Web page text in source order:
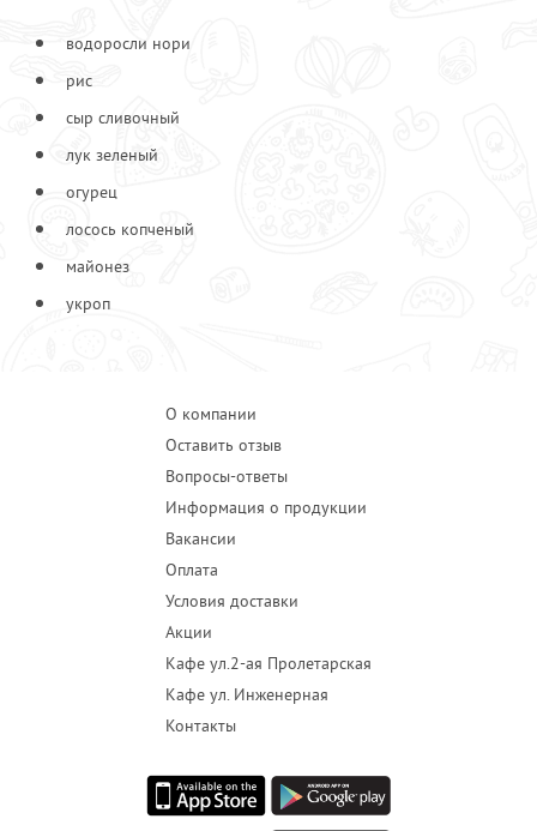
водоросли нори
рис
сыр сливочный
лук зеленый
огурец
лосось копченый
майонез
укроп
О компании
Оставить отзыв
Вопросы-ответы
Информация о продукции
Вакансии
Оплата
Условия доставки
Акции
Кафе ул.2-ая Пролетарская
Кафе ул. Инженерная
Контакты